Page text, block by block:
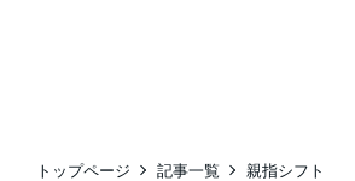
トップページ 記事一覧 親指シフト